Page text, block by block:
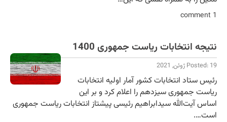
1 comment
نتیجه انتخابات ریاست جمهوری 1400
Posted: 19 ژوئن, 2021
رئیس ستاد انتخابات کشور آمار اولیه انتخابات
ریاست جمهوری سیزدهم را اعلام کرد و بر این
اساس آیت‌الله سیدابراهیم رئیسی پیشتاز انتخابات ریاست جمهوری
است….